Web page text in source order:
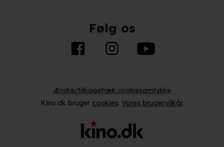
Følg os
Ændre/tilbagetræk cookiesamtykke
Kino.dk bruger cookies. Vores brugervilkår.